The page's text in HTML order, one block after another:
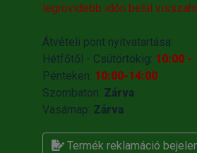
legrövidebb időn belül
Átvételi pont nyitvatartása:
Hétfőtől - Csütörtökig: 10:00 -
Pénteken: 10:00-14:00
Szombaton: Zárva
Vasárnap: Zárva
Termék reklamáció